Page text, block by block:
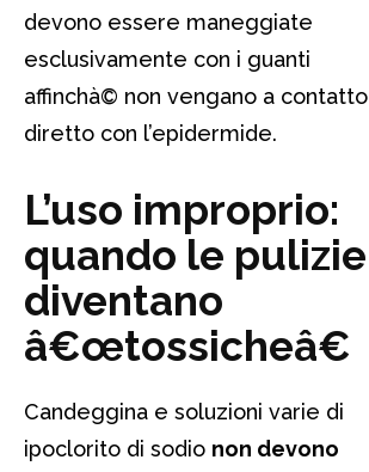
devono essere maneggiate
esclusivamente con i guanti
affinchà© non vengano a contatto
diretto con l’epidermide.
L’uso improprio:
quando le pulizie
diventano
â€œtossicheâ€
Candeggina e soluzioni varie di
ipoclorito di sodio non devono